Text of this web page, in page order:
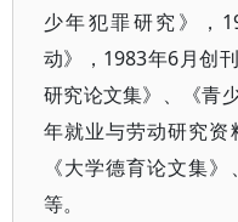
少年犯罪研究》，
动》，1983年6月创
研究论文集》、《青
年就业与劳动研究资
《大学德育论文集
等。